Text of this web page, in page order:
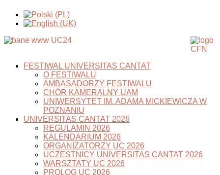
FESTIWAL UNIVERSITAS CANTAT
O FESTIWALU
AMBASADORZY FESTIWALU
CHÓR KAMERALNY UAM
UNIWERSYTET IM. ADAMA MICKIEWICZA W
POZNANIU
UNIVERSITAS CANTAT 2026
REGULAMIN 2026
KALENDARIUM 2026
ORGANIZATORZY UC 2026
UCZESTNICY UNIVERSITAS CANTAT 2026
WARSZTATY UC 2026
PROLOG UC 2026